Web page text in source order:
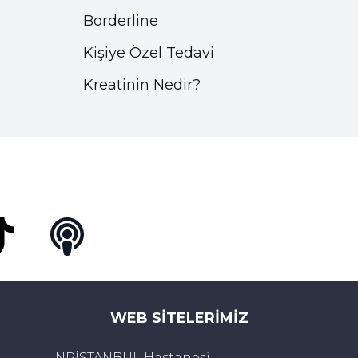
Borderline
Kişiye Özel Tedavi
Kreatinin Nedir?
WEB SITELERIMIZ